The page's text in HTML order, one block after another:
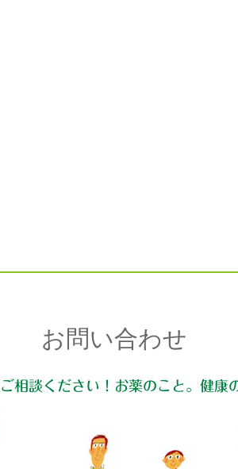
お問い合わせ
相談ください！お薬のこと。健康